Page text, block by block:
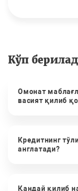
Кўп
Омонат
васият қилиб
Кредитнинг
англатади?
Қандай қилиб